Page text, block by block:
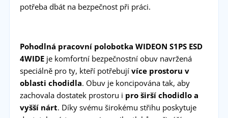
potřeba dbát na bezpečnost při práci.
Pohodlná pracovní polobotka WIDEON S1PS ESD
4WIDEje komfortní bezpečnostní obuv navržená
speciálně pro ty, kteří potřebují více prostoru v
oblasti chodidla. Obuv je koncipována tak, aby
zachovala dostatek prostoru i pro širší chodidlo a
vyšší nárt. Díky svému širokému střihu poskytuje